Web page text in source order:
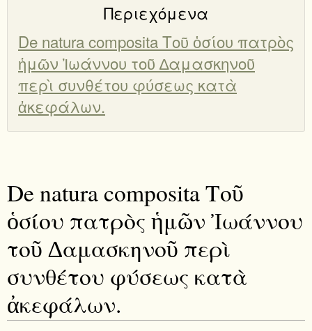
Περιεχόμενα
De natura composita Τοῦ ὁσίου πατρὸς
ἡμῶν Ἰωάννου τοῦ ∆αμασκηνοῦ
περὶ συνθέτου φύσεως κατὰ
ἀκεφάλων.
De natura composita Τοῦ
ὁσίου πατρὸς ἡμῶν Ἰωάννου
τοῦ ∆αμασκηνοῦ περὶ
συνθέτου φύσεως κατὰ
ἀκεφάλων.